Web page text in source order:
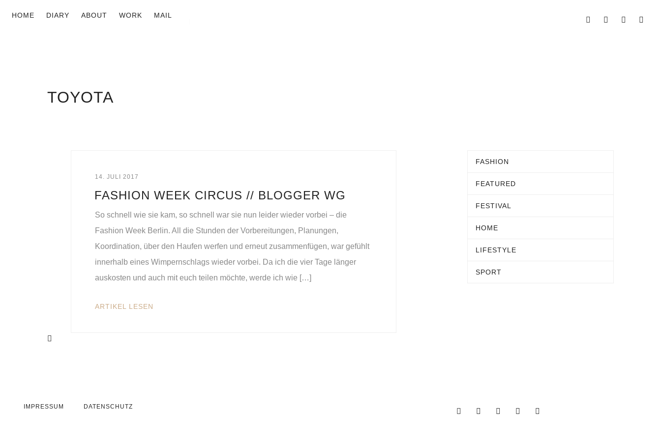
HOME DIARY ABOUT WORK MAIL
TOYOTA
14. JULI 2017
FASHION WEEK CIRCUS // BLOGGER WG
So schnell wie sie kam, so schnell war sie nun leider wieder vorbei – die
Fashion Week Berlin. All die Stunden der Vorbereitungen, Planungen,
Koordination, über den Haufen werfen und erneut zusammenfügen, war gefühlt
innerhalb eines Wimpernschlags wieder vorbei. Da ich die vier Tage länger
auskosten und auch mit euch teilen möchte, werde ich wie […]
ARTIKEL LESEN
FASHION
FEATURED
FESTIVAL
HOME
LIFESTYLE
SPORT
IMPRESSUM DATENSCHUTZ